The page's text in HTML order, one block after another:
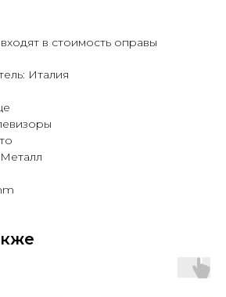
в стоимость оправы
Италия